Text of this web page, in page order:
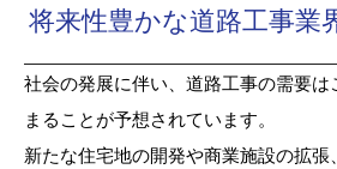
将来性豊かな道路工事業
社会の発展に伴い、道路工事の需要
まることが予想されています。
新たな住宅地の開発や商業施設の拡張